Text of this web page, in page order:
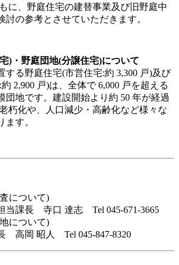
に、野庭住宅の建替事業及び旧野庭中
討の参考とさせていただきます。
)・野庭団地(分譲住宅)について
する野庭住宅(市営住宅:約 3,300 戸)及び
2,900 戸)は、全体で 6,000 戸を超える
団地です。建設開始より約 50 年が経過
朽化や、人口減少・高齢化など様々な
ます。
について)
当課長 寺口 達志 Tel 045-671-3665
について)
高岡 昭人 Tel 045-847-8320